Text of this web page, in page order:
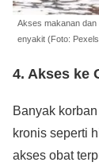
Akses makanan dan
enyakit (Foto:
4. Akses ke
Banyak
kronis seperti
akses obat